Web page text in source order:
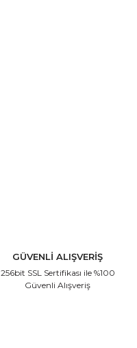
GÜVENLİ ALIŞVERİŞ
256bit SSL Sertifikası ile %100
Güvenli Alışveriş